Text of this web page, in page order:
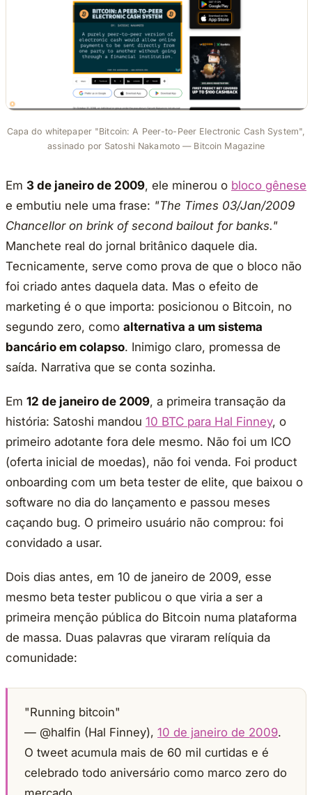
Capa do whitepaper "Bitcoin: A Peer-to-Peer Electronic Cash System",
assinado por Satoshi Nakamoto — Bitcoin Magazine
Em 3 de janeiro de 2009, ele minerou o bloco gênese
e embutiu nele uma frase: "The Times 03/Jan/2009
Chancellor on brink of second bailout for banks."
Manchete real do jornal britânico daquele dia.
Tecnicamente, serve como prova de que o bloco não
foi criado antes daquela data. Mas o efeito de
marketing é o que importa: posicionou o Bitcoin, no
segundo zero, como alternativa a um sistema
bancário em colapso. Inimigo claro, promessa de
saída. Narrativa que se conta sozinha.
Em 12 de janeiro de 2009, a primeira transação da
história: Satoshi mandou 10 BTC para Hal Finney, o
primeiro adotante fora dele mesmo. Não foi um ICO
(oferta inicial de moedas), não foi venda. Foi product
onboarding com um beta tester de elite, que baixou o
software no dia do lançamento e passou meses
caçando bug. O primeiro usuário não comprou: foi
convidado a usar.
Dois dias antes, em 10 de janeiro de 2009, esse
mesmo beta tester publicou o que viria a ser a
primeira menção pública do Bitcoin numa plataforma
de massa. Duas palavras que viraram relíquia da
comunidade:
"Running bitcoin"
— @halfin (Hal Finney), 10 de janeiro de 2009.
O tweet acumula mais de 60 mil curtidas e é
celebrado todo aniversário como marco zero do